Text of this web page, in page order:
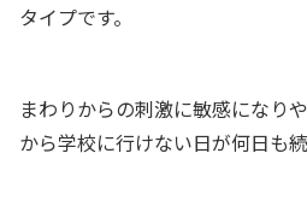
タイプです。
まわりからの刺激に敏感になりや
から学校に行けない日が何日も